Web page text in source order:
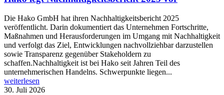
Die Hako GmbH hat ihren Nachhaltigkeitsbericht 2025
veröffentlicht. Darin dokumentiert das Unternehmen Fortschritte,
Maßnahmen und Herausforderungen im Umgang mit Nachhaltigkeit
und verfolgt das Ziel, Entwicklungen nachvollziehbar darzustellen
sowie Transparenz gegenüber Stakeholdern zu
schaffen.Nachhaltigkeit ist bei Hako seit Jahren Teil des
unternehmerischen Handelns. Schwerpunkte liegen...
weiterlesen
30. Juli 2026